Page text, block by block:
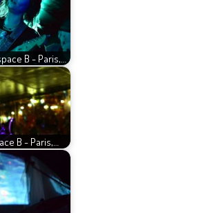
B - Paris,…
B - Paris,…